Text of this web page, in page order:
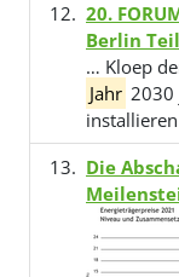
20.
Berlin
… Kloep
Jahr 2030
Die